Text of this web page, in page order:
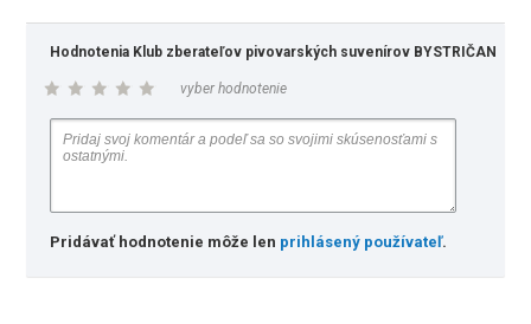
Hodnotenia Klub zberateľov pivovarských suvenírov BYSTRIČAN
vyber hodnotenie
Pridávať hodnotenie môže len prihlásený používateľ.